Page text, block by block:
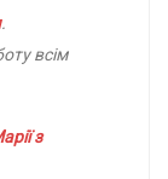
.
всім
з